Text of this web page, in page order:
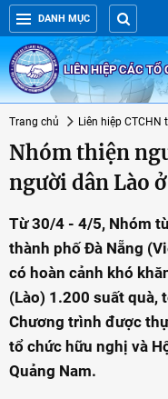
DANH MỤC
LIÊN HIỆP CÁC TỔ
Trang chủ Liên hiệp CTCHN
Nhóm thiện
người dân Lào
Từ 30/4 - 4/5, Nhóm
thành phố Đà Nẵng
có hoàn cảnh khó
(Lào) 1.200 suất quà,
Chương trình được
tổ chức hữu nghị và
Quảng Nam.